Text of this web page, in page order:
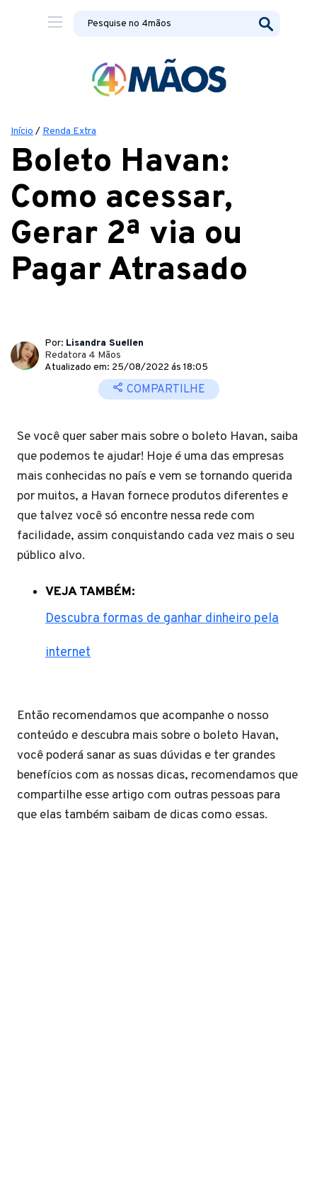
Início / Renda Extra
Boleto Havan:
Como acessar,
Gerar 2ª via ou
Pagar Atrasado
Por: Lisandra Suellen
Redatora 4 Mãos
Atualizado em: 25/08/2022 ás 18:05
COMPARTILHE
Se você quer saber mais sobre o boleto Havan, saiba
que podemos te ajudar! Hoje é uma das empresas
mais conhecidas no país e vem se tornando querida
por muitos, a Havan fornece produtos diferentes e
que talvez você só encontre nessa rede com
facilidade, assim conquistando cada vez mais o seu
público alvo.
VEJA TAMBÉM:
Descubra formas de ganhar dinheiro pela
internet
Então recomendamos que acompanhe o nosso
conteúdo e descubra mais sobre o boleto Havan,
você poderá sanar as suas dúvidas e ter grandes
benefícios com as nossas dicas, recomendamos que
compartilhe esse artigo com outras pessoas para
que elas também saibam de dicas como essas.